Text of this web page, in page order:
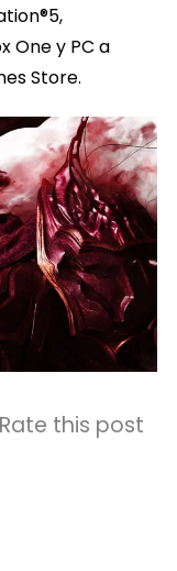
One y PC a
Store.
Rate this post